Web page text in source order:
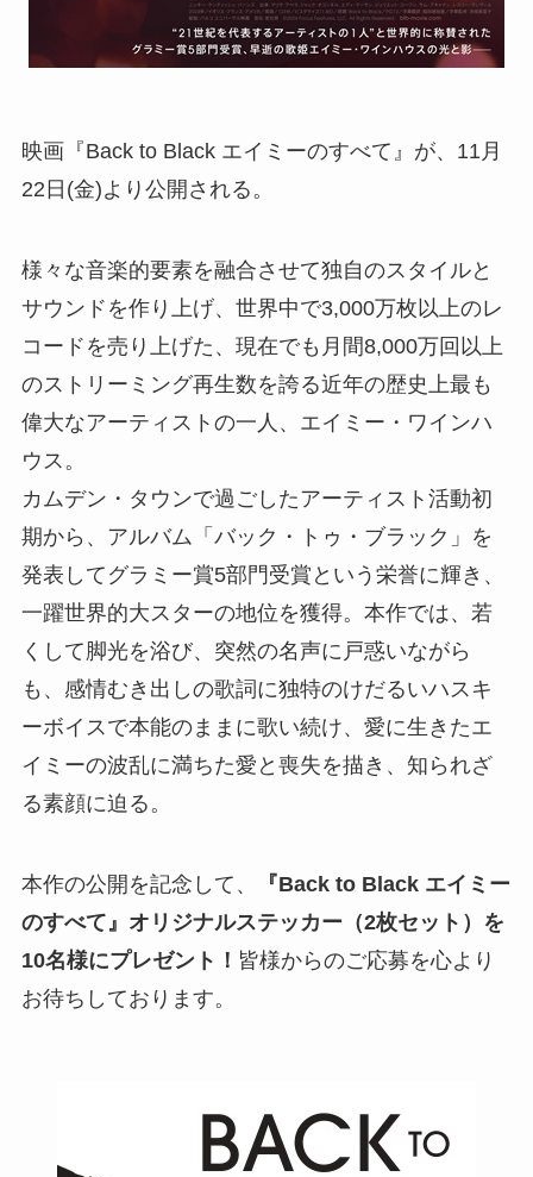
映画『Back to Black エイミーのすべて』が、11月
22日(金)より公開される。
様々な音楽的要素を融合させて独自のスタイルと
サウンドを作り上げ、世界中で3,000万枚以上のレ
コードを売り上げた、現在でも月間8,000万回以上
のストリーミング再生数を誇る近年の歴史上最も
偉大なアーティストの一人、エイミー・ワインハ
ウス。
カムデン・タウンで過ごしたアーティスト活動初
期から、アルバム「バック・トゥ・ブラック」を
発表してグラミー賞5部門受賞という栄誉に輝き、
一躍世界的大スターの地位を獲得。本作では、若
くして脚光を浴び、突然の名声に戸惑いながら
も、感情むき出しの歌詞に独特のけだるいハスキ
ーボイスで本能のままに歌い続け、愛に生きたエ
イミーの波乱に満ちた愛と喪失を描き、知られざ
る素顔に迫る。
本作の公開を記念して、
『Back to Black エイミー
のすべて』オリジナルステッカー（2枚セット）を
10名様にプレゼント！ 皆様からのご応募を心より
お待ちしております。